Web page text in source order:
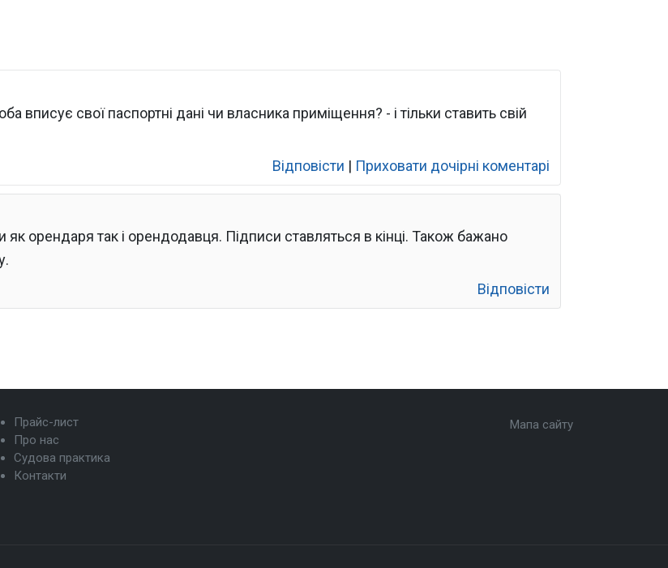
вписує свої паспортні дані чи власника приміщення? - і тільки ставить свій
Відповісти | Приховати дочірні коментарі
як орендаря так і орендодавця. Підписи ставляться в кінці. Також бажано
Відповісти
Прайс-лист
Про нас
Судова практика
Контакти
Мапа сайту